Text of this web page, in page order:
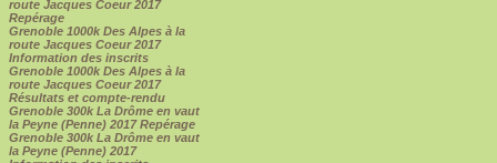
route Jacques Coeur 2017
Repérage
Grenoble 1000k Des Alpes à la
route Jacques Coeur 2017
Information des inscrits
Grenoble 1000k Des Alpes à la
route Jacques Coeur 2017
Résultats et compte-rendu
Grenoble 300k La Drôme en vaut
la Peyne (Penne) 2017 Repérage
Grenoble 300k La Drôme en vaut
la Peyne (Penne) 2017